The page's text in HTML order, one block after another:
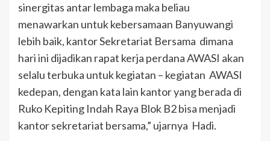
sinergitas antar lembaga maka beliau
menawarkan untuk kebersamaan Banyuwangi
lebih baik, kantor Sekretariat Bersama dimana
hari ini dijadikan rapat kerja perdana AWASI akan
selalu terbuka untuk kegiatan – kegiatan AWASI
kedepan, dengan kata lain kantor yang berada di
Ruko Kepiting Indah Raya Blok B2 bisa menjadi
kantor sekretariat bersama,” ujarnya Hadi.